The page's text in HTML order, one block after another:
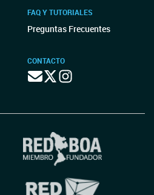
FAQ Y TUTORIALES
Preguntas Frecuentes
CONTACTO